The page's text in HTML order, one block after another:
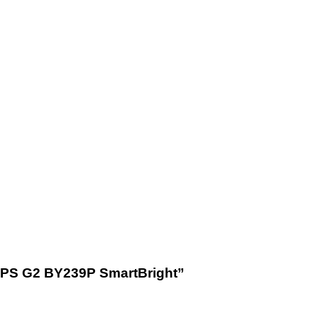
G2 BY239P SmartBright”